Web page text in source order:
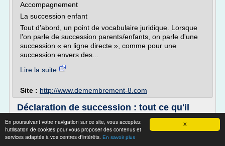
X
En poursuivant votre navigation sur ce site, vous acceptez
l'utilisation de cookies pour vous proposer des contenus et
services adaptés à vos centres d'intérêts. En savoir plus
Accompagnement
La succession enfant
Tout d'abord, un point de vocabulaire juridique. Lorsque
l'on parle de succession parents/enfants, on parle d'une
succession « en ligne directe », comme pour une
succession envers des...
Lire la suite
Site : http://www.demembrement-8.com
Déclaration de succession : tout ce qu'il
Peuvent être nécessaires, 2 autres formulaires dans les cas
suivants :